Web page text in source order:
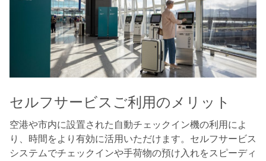
セルフサービスご利用のメリット
空港や市内に設置された自動チェックイン機の利用によ
り、時間をより有効に活用いただけます。セルフサービス
システムでチェックインや手荷物の預け入れをスピーディ